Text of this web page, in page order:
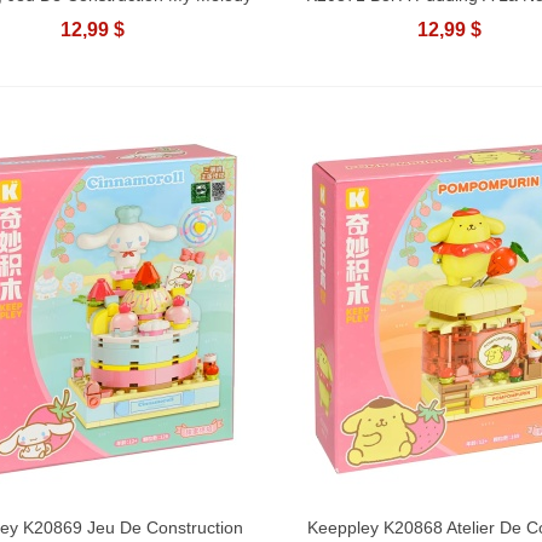
12,99 $ 12,99 $
Ajouter Au Panier
K20869 Jeu De Construction Ajouter Au Panier
Keeppley K20868 Atelier De